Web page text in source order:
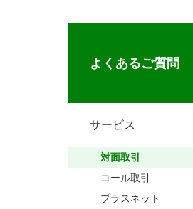
よくあるご質問
サービス
対面取引
コール取引
プラスネット